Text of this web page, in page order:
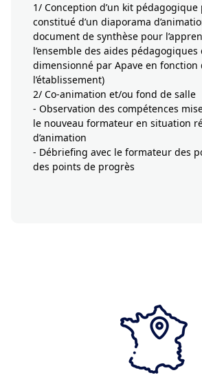
1/ Conception d’un kit
constitué d’un diaporama
document de synthèse pour
l’ensemble des aides pédagogiques
dimensionné par Apave en fonction
l’établissement)
2/ Co-animation et/ou fond de salle
- Observation des compétences
le nouveau formateur en situation
d’animation
- Débriefing avec le formateur des
des points de progrès